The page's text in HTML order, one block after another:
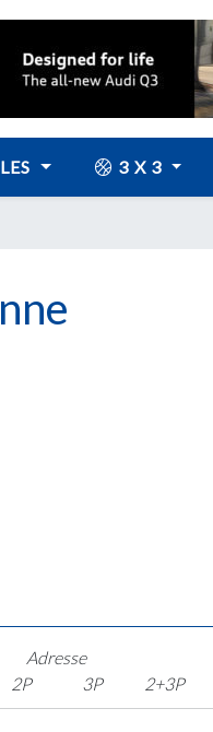
3 X 3
Adresse
2P 3P 2+3P